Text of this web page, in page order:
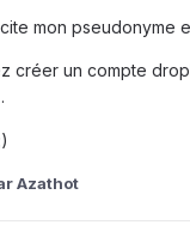
mon pseudonyme
créer un compte
Azathot